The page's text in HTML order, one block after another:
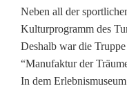
T
u
r
Neben all der
Kulturprogramm des
Deshalb war die
“Manufaktur der
In dem